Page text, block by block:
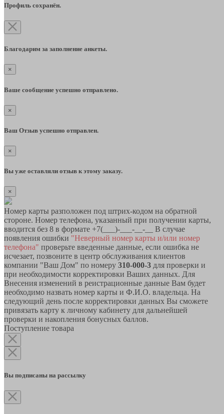
Профиль сохранён.
Благодарим за заполнение анкеты.
×
Ваше сообщение успешно отправлено.
×
Ваш Отзыв успешно отправлен.
×
Вы уже оставляли отзыв к этому заказу.
×
Номер карты разположен под штрих-кодом на обратной
стороне. Номер телефона, указанный при получении карты,
вводится без 8 в формате +7(___)-___-__-__ В случае
появления ошибки "Неверный номер карты и/или номер
телефона" проверьте введенные данные, если ошибка не
исчезает, позвоните в центр обслуживания клиентов
компании "Ваш Дом" по номеру 310-000-3 для проверки и
при необходимости корректировки Ваших данных. Для
Внесения изменений в реистрационные данные Вам будет
необходимо назвать номер карты и Ф.И.О. владельца. На
следующий день после корректировки данных Вы сможете
привязать карту к личному кабинету для дальнейшей
проверки и накопления бонусных баллов.
Поступление товара
Вы подписаны на рассылку